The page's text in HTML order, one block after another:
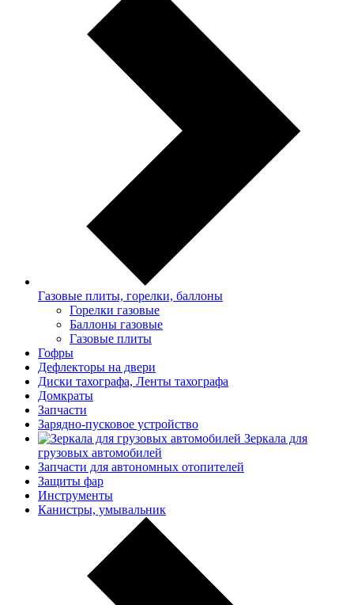
Газовые плиты, горелки, баллоны
Горелки газовые
Баллоны газовые
Газовые плиты
Гофры
Дефлекторы на двери
Диски тахографа, Ленты тахографа
Домкраты
Запчасти
Зарядно-пусковое устройство
Зеркала для
грузовых автомобилей
Запчасти для автономных отопителей
Защиты фар
Инструменты
Канистры, умывальник